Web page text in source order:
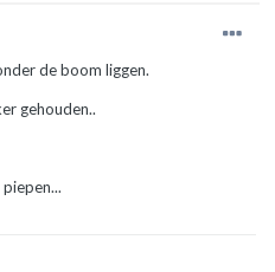
de boom liggen.
gehouden..